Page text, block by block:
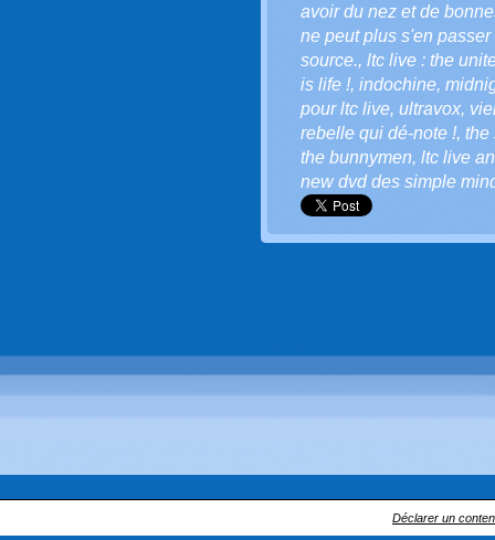
avoir du nez et de
ne peut plus s'en passer
source., ltc live : the
is life !, indochine,
pour ltc live, ultravox,
rebelle qui dé-note !, the
the bunnymen, ltc live
new dvd des simple
Déclarer un